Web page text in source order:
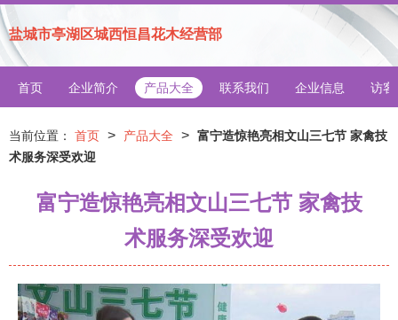
盐城市亭湖区城西恒昌花木经营部
首页 企业简介 产品大全 联系我们 企业信息 访客
当前位置： 首页 > 产品大全 > 富宁造惊艳亮相文山三七节 家禽技
术服务深受欢迎
富宁造惊艳亮相文山三七节 家禽技
术服务深受欢迎